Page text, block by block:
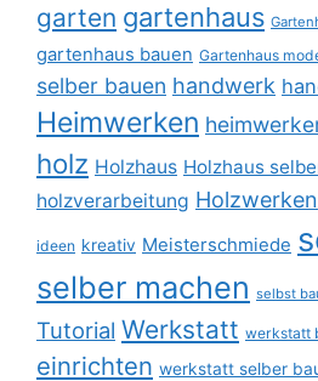
garten gartenhaus
gartenhaus bauen Gartenhaus
selber bauen handwerk
Heimwerken
holz Holzhaus Holzhaus
holzverarbeitung Holzwerken
ideen kreativ Meisterschmiede
selber machen selbst
Tutorial Werkstatt werkstatt
einrichten werkstatt selber